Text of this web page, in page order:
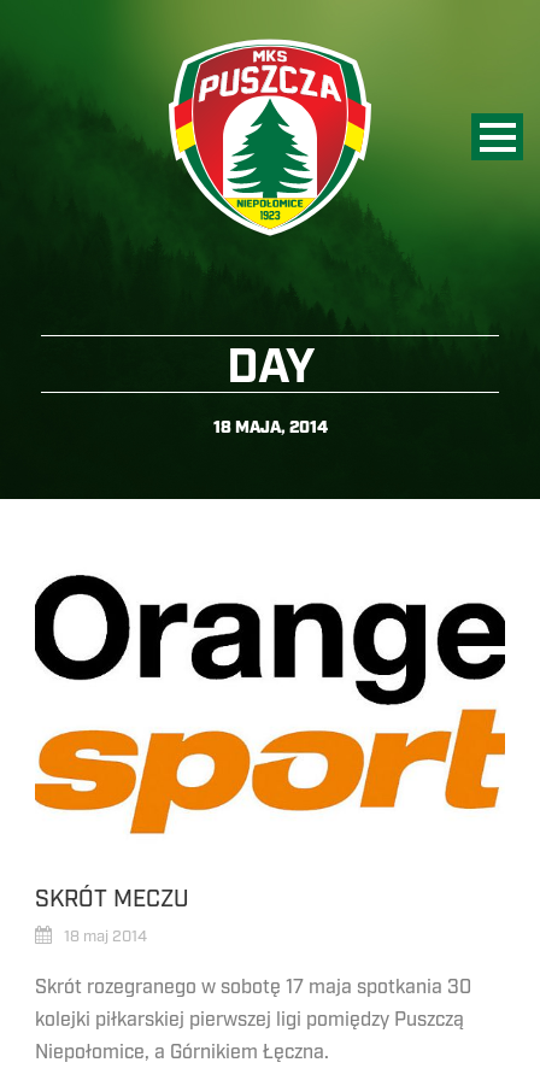
DAY
18 MAJA, 2014
SKRÓT MECZU
18 maj 2014
Skrót rozegranego w sobotę 17 maja spotkania 30
kolejki piłkarskiej pierwszej ligi pomiędzy Puszczą
Niepołomice, a Górnikiem Łęczna.